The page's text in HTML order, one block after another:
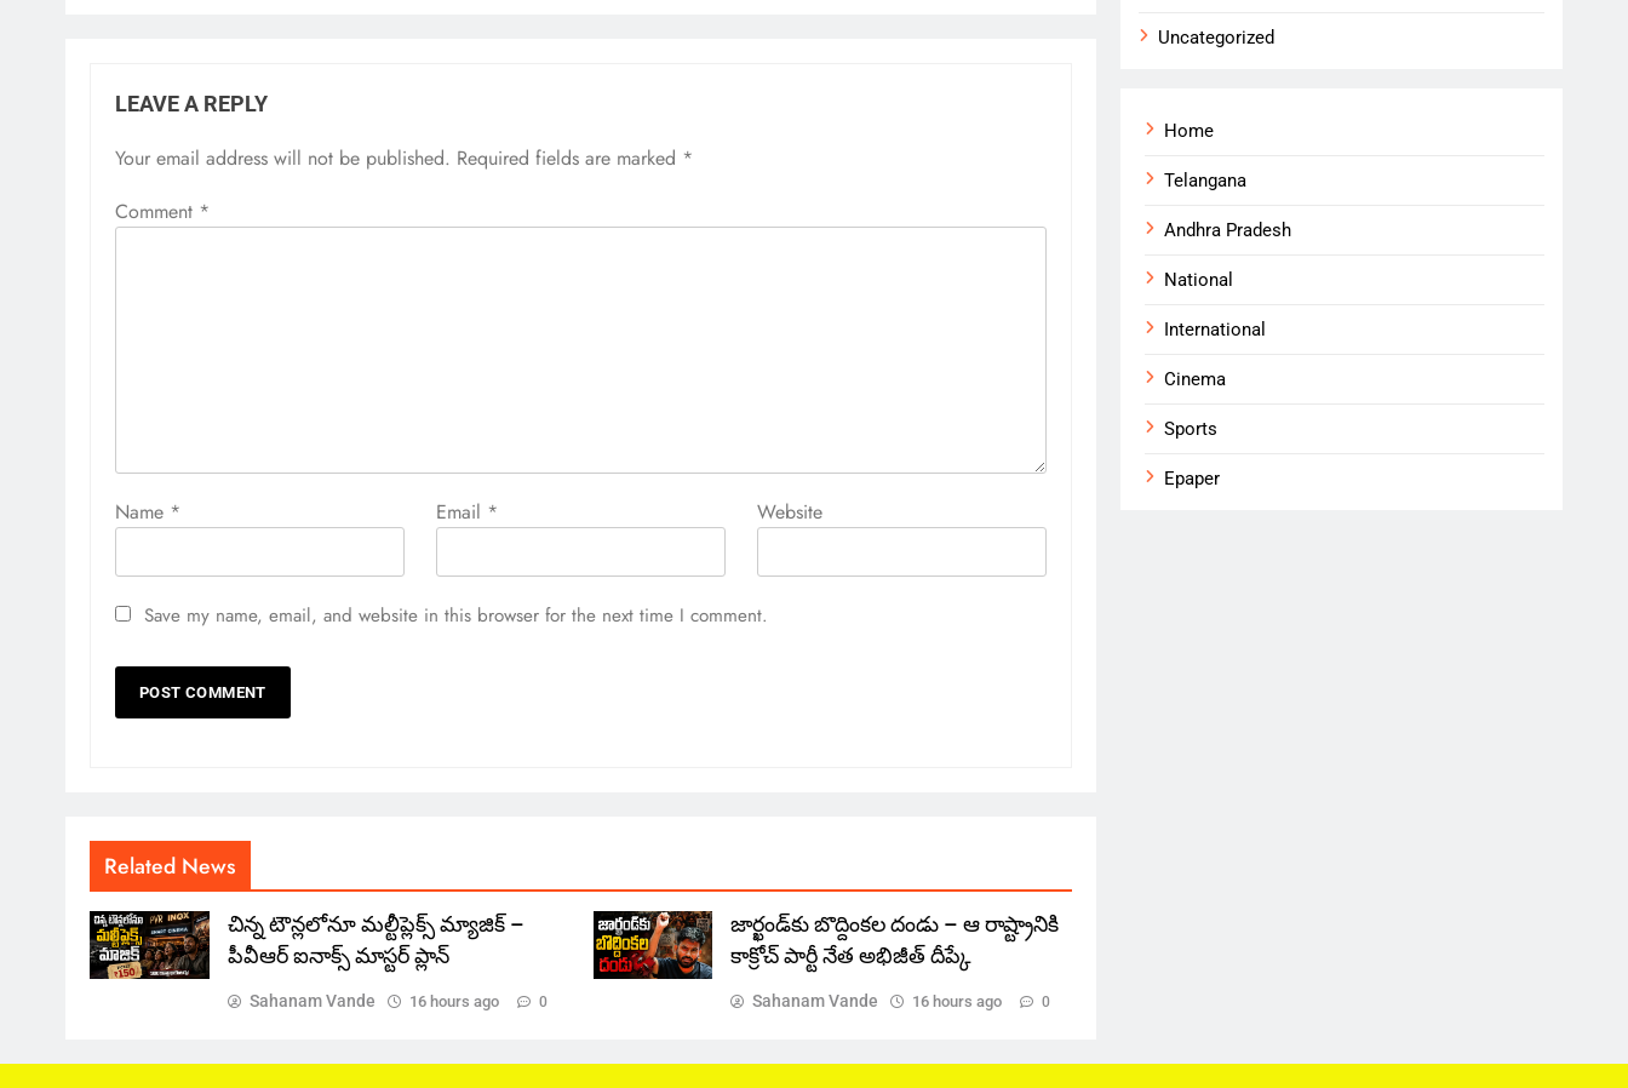
LEAVE A REPLY
Your email address will not be published. Required fields are marked *
Comment *
Name * Email * Website
Save my name, email, and website in this browser for the next time I comment.
Related News
చిన్న టౌన్లలోనూ మల్టీప్లెక్స్‌ మ్యాజిక్ –
పీవీఆర్ ఐనాక్స్ మాస్టర్ ప్లాన్
Sahanam Vande 16 hours ago 0
జార్ఖండ్‌కు బొద్దింకల దండు – ఆ రాష్ట్రానికి
కాక్రోచ్ పార్టీ నేత అభిజీత్ దీప్కే
Sahanam Vande 16 hours ago 0
Uncategorized
Home
Telangana
Andhra Pradesh
National
International
Cinema
Sports
Epaper